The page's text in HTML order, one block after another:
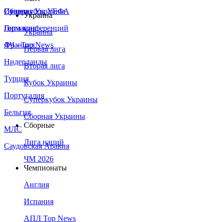
Сборная Украины
Италия
Германия
Франция
Нидерланды
Турция
Португалия
Бельгия
МЛС
Саудовская Аравия
Суперкубок УЕФА
Лига конференций
ЛЧ - Top News
Украина
Украина
Первая лига
Вторая лига
Кубок Украины
Суперкубок Украины
Сборная Украины
Сборные
Лига наций
ЧМ 2026
Чемпионаты
Англия
Испания
АПЛ Top News